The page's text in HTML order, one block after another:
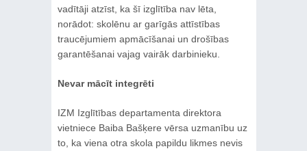
vadītāji atzīst, ka šī izglītība nav lēta,
norādot: skolēnu ar garīgās attīstības
traucējumiem apmācīšanai un drošības
garantēšanai vajag vairāk darbinieku.
Nevar mācīt integrēti
IZM Izglītības departamenta direktora
vietniece Baiba Bašķere vērsa uzmanību uz
to, ka viena otra skola papildu likmes nevis